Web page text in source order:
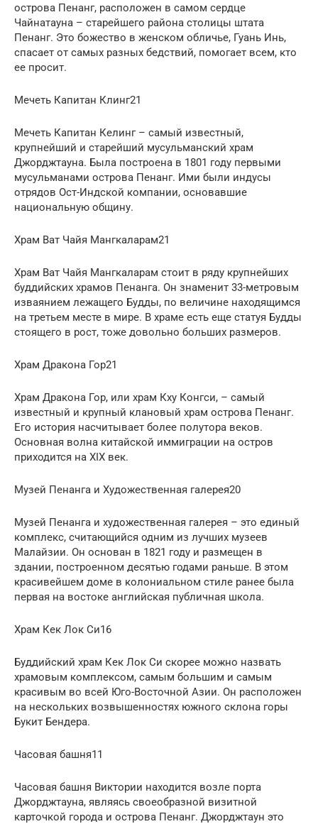
острова Пенанг, расположен в самом сердце
Чайнатауна – старейшего района столицы штата
Пенанг. Это божество в женском обличье, Гуань Инь,
спасает от самых разных бедствий, помогает всем, кто
ее просит.
Мечеть Капитан Клинг21
Мечеть Капитан Келинг – самый известный,
крупнейший и старейший мусульманский храм
Джорджтауна. Была построена в 1801 году первыми
мусульманами острова Пенанг. Ими были индусы
отрядов Ост-Индской компании, основавшие
национальную общину.
Храм Ват Чайя Мангкаларам21
Храм Ват Чайя Мангкаларам стоит в ряду крупнейших
буддийских храмов Пенанга. Он знаменит 33-метровым
изваянием лежащего Будды, по величине находящимся
на третьем месте в мире. В храме есть еще статуя Будды
стоящего в рост, тоже довольно больших размеров.
Храм Дракона Гор21
Храм Дракона Гор, или храм Кху Конгси, – самый
известный и крупный клановый храм острова Пенанг.
Его история насчитывает более полутора веков.
Основная волна китайской иммиграции на остров
приходится на XIX век.
Музей Пенанга и Художественная галерея20
Музей Пенанга и художественная галерея – это единый
комплекс, считающийся одним из лучших музеев
Малайзии. Он основан в 1821 году и размещен в
здании, построенном десятью годами раньше. В этом
красивейшем доме в колониальном стиле ранее была
первая на востоке английская публичная школа.
Храм Кек Лок Си16
Буддийский храм Кек Лок Си скорее можно назвать
храмовым комплексом, самым большим и самым
красивым во всей Юго-Восточной Азии. Он расположен
на нескольких возвышенностях южного склона горы
Букит Бендера.
Часовая башня11
Часовая башня Виктории находится возле порта
Джорджтауна, являясь своеобразной визитной
карточкой города и острова Пенанг. Джорджтаун это